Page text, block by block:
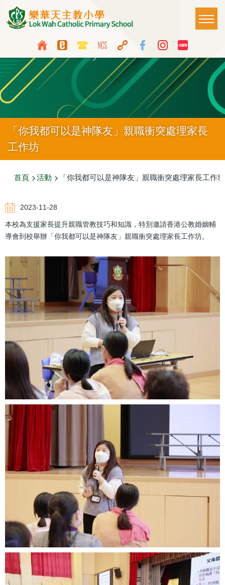
移至主內容
Top
Media
Icon
Button
Language
switcher
Main
「你我都可以是神隊友」親職衝突處理家長
工作坊
導
連
結
首頁 活動 「你我都可以是神隊友」親職衝突處理家長工作坊
2023-11-28
本校為支援家長提升親職管教技巧和知識，特別邀請香港公教婚姻輔
導會到校舉辦「你我都可以是神隊友」親職衝突處理家長工作坊。